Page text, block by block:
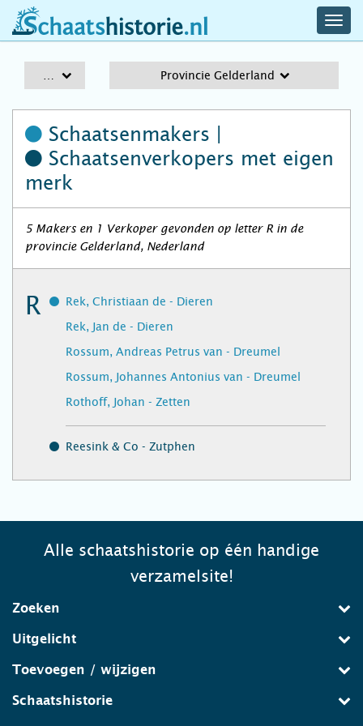
schaatshistorie.nl
Provincie Gelderland
Schaatsenmakers |
Schaatsenverkopers met eigen
merk
5 Makers en 1 Verkoper gevonden op letter R in de
provincie Gelderland, Nederland
R
Rek, Christiaan de - Dieren
Rek, Jan de - Dieren
Rossum, Andreas Petrus van - Dreumel
Rossum, Johannes Antonius van - Dreumel
Rothoff, Johan - Zetten
Reesink & Co - Zutphen
Alle schaatshistorie op één handige
verzamelsite!
Zoeken
Uitgelicht
Toevoegen / wijzigen
Schaatshistorie